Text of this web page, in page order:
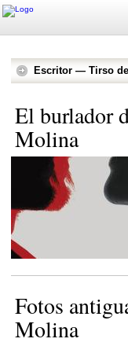
Escritor — Tirso
El burlador
Molina
Fotos
Molina